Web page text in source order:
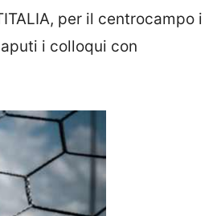
per il centrocampo i
i colloqui con